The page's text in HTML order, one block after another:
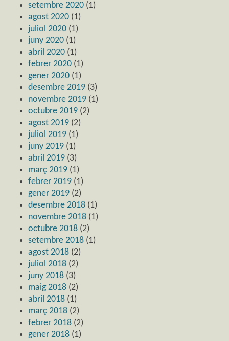
setembre 2020 (1)
agost 2020 (1)
juliol 2020 (1)
juny 2020 (1)
abril 2020 (1)
febrer 2020 (1)
gener 2020 (1)
desembre 2019 (3)
novembre 2019 (1)
octubre 2019 (2)
agost 2019 (2)
juliol 2019 (1)
juny 2019 (1)
abril 2019 (3)
març 2019 (1)
febrer 2019 (1)
gener 2019 (2)
desembre 2018 (1)
novembre 2018 (1)
octubre 2018 (2)
setembre 2018 (1)
agost 2018 (2)
juliol 2018 (2)
juny 2018 (3)
maig 2018 (2)
abril 2018 (1)
març 2018 (2)
febrer 2018 (2)
gener 2018 (1)